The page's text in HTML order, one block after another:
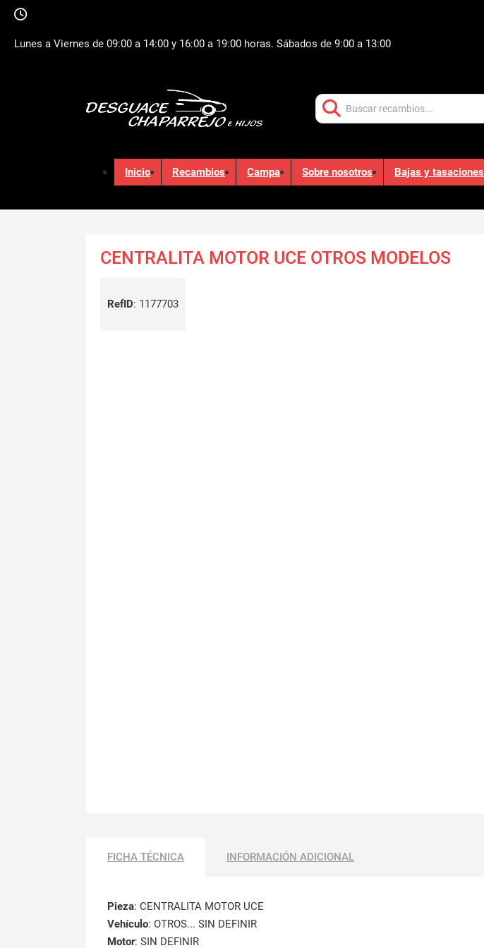
Lunes a Viernes de 09:00 a 14:00 y 16:00 a 19:00 horas. Sábados de 9:00 a 13:00
Inicio Recambios Campa Sobre nosotros Bajas y tasaciones
CENTRALITA MOTOR UCE OTROS MODELOS
RefID: 1177703
FICHA TÉCNICA INFORMACIÓN ADICIONAL
Pieza: CENTRALITA MOTOR UCE
Vehículo: OTROS... SIN DEFINIR
Motor: SIN DEFINIR